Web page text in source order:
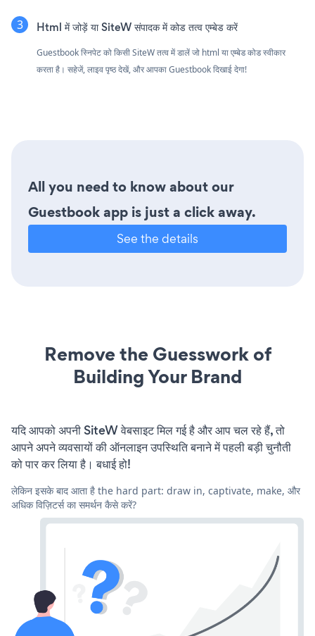
Html में जोड़ें या SiteW संपादक में कोड तत्व एम्बेड करें
Guestbook स्निपेट को किसी SiteW तत्व में डालें जो html या एम्बेड कोड स्वीकार
करता है। सहेजें, लाइव पृष्ठ देखें, और आपका Guestbook दिखाई देगा!
All you need to know about our
Guestbook app is just a click away.
See the details
Remove the Guesswork of
Building Your Brand
यदि आपको अपनी SiteW वेबसाइट मिल गई है और आप चल रहे हैं, तो
आपने अपने व्यवसायों की ऑनलाइन उपस्थिति बनाने में पहली बड़ी चुनौती
को पार कर लिया है। बधाई हो!
लेकिन इसके बाद आता है the hard part: draw in, captivate, make, और
अधिक विज़िटर्स का समर्थन कैसे करें?